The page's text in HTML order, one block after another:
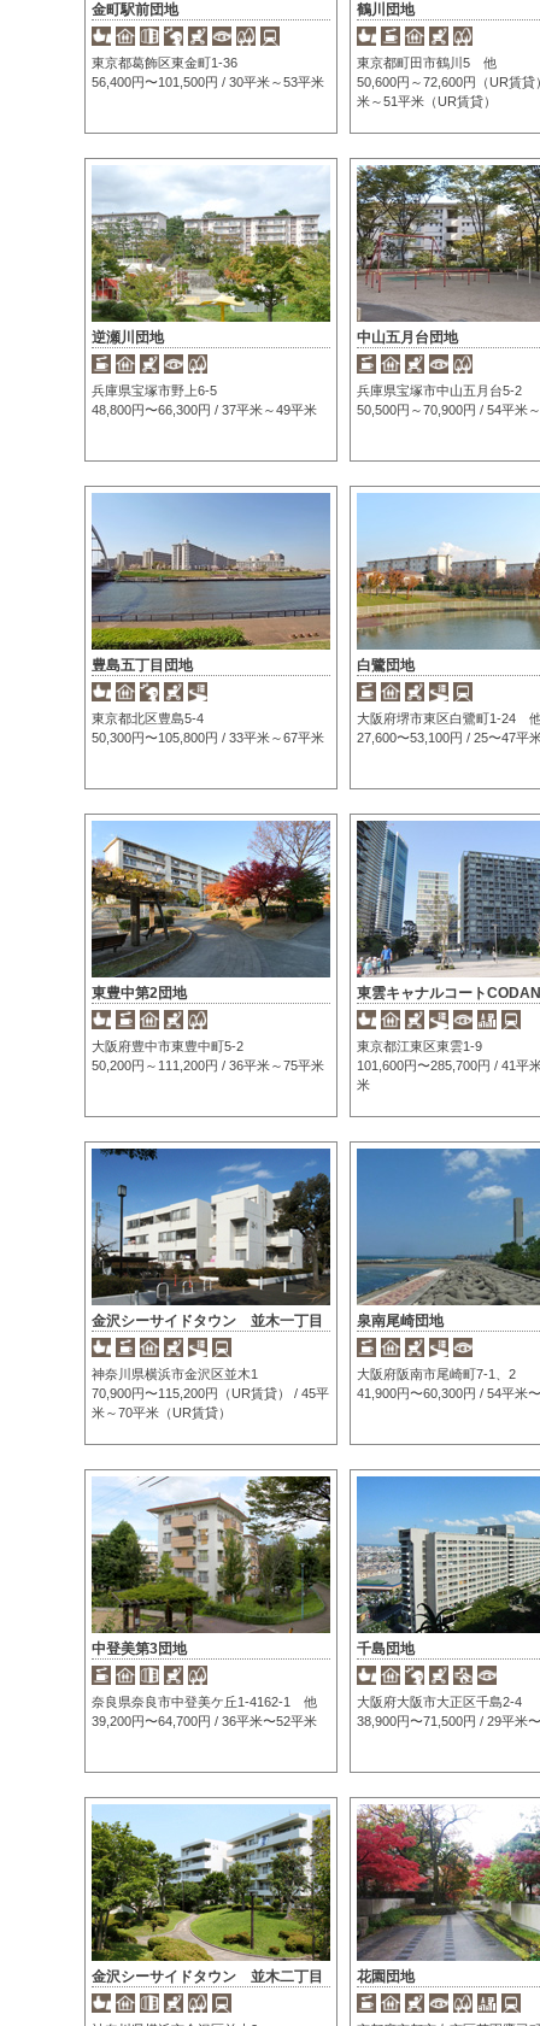
金町駅前団地
東京都葛飾区東金町1-36
56,400円〜101,500円 / 30平米～53平米
鶴川団地
東京都町田市鶴川5 他
50,600円～72,600円（UR賃貸
米～51平米（UR賃貸）
逆瀬川団地
兵庫県宝塚市野上6-5
48,800円〜66,300円 / 37平米～49平米
中山五月台団地
兵庫県宝塚市中山五月台5-2
50,500円～70,900円 / 54平米
豊島五丁目団地
東京都北区豊島5-4
50,300円〜105,800円 / 33平米～67平米
白鷺団地
大阪府堺市東区白鷺町1-24
27,600〜53,100円 / 25〜47平
東豊中第2団地
大阪府豊中市東豊中町5-2
50,200円～111,200円 / 36平米～75平米
東雲キャナルコートCODAN
東京都江東区東雲1-9
101,600円〜285,700円 / 41平
米
金沢シーサイドタウン 並木一丁目
神奈川県横浜市金沢区並木1
70,900円〜115,200円（UR賃貸） / 45平
米～70平米（UR賃貸）
泉南尾崎団地
大阪府阪南市尾崎町7-1、2
41,900円〜60,300円 / 54平米
中登美第3団地
奈良県奈良市中登美ケ丘1-4162-1 他
39,200円〜64,700円 / 36平米〜52平米
千島団地
大阪府大阪市大正区千島2-4
38,900円〜71,500円 / 29平米
金沢シーサイドタウン 並木二丁目 花園団地